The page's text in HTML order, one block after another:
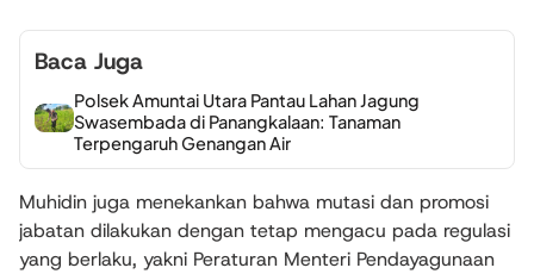
Baca Juga
Polsek Amuntai Utara Pantau Lahan Jagung
Swasembada di Panangkalaan: Tanaman
Terpengaruh Genangan Air
Muhidin juga menekankan bahwa mutasi dan promosi
jabatan dilakukan dengan tetap mengacu pada regulasi
yang berlaku, yakni Peraturan Menteri Pendayagunaan